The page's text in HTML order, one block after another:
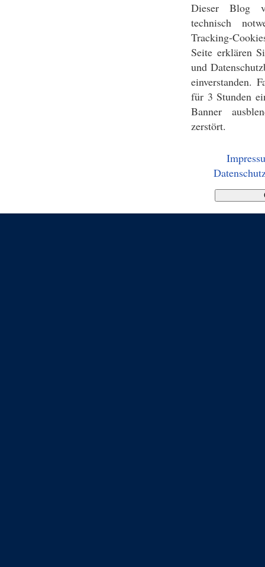
Dieser Blog
technisch
Tracking-
Seite erklären
und
einverstanden.
für 3 Stunden
Banner
zerstört.